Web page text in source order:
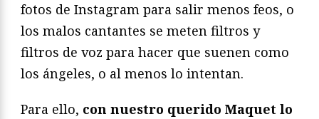
fotos de Instagram para salir menos feos, o
los malos cantantes se meten filtros y
filtros de voz para hacer que suenen como
los ángeles, o al menos lo intentan.
Para ello, con nuestro querido Maquet lo